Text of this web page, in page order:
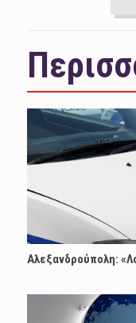
Αλεξανδρούπολη: